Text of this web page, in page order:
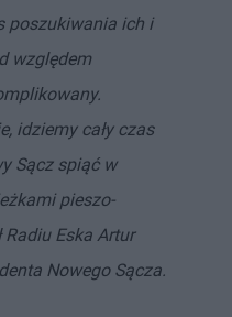
poszukiwania ich i
względem
idziemy cały czas
Sącz spiąć w
pieszo-
Eska Artur
Nowego Sącza.